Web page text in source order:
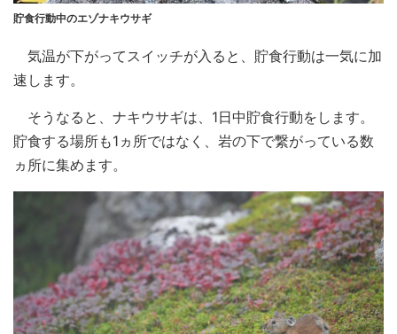
貯食行動中のエゾナキウサギ
気温が下がってスイッチが入ると、貯食行動は一気に加
速します。
そうなると、ナキウサギは、1日中貯食行動をします。
貯食する場所も1ヵ所ではなく、岩の下で繋がっている数
ヵ所に集めます。